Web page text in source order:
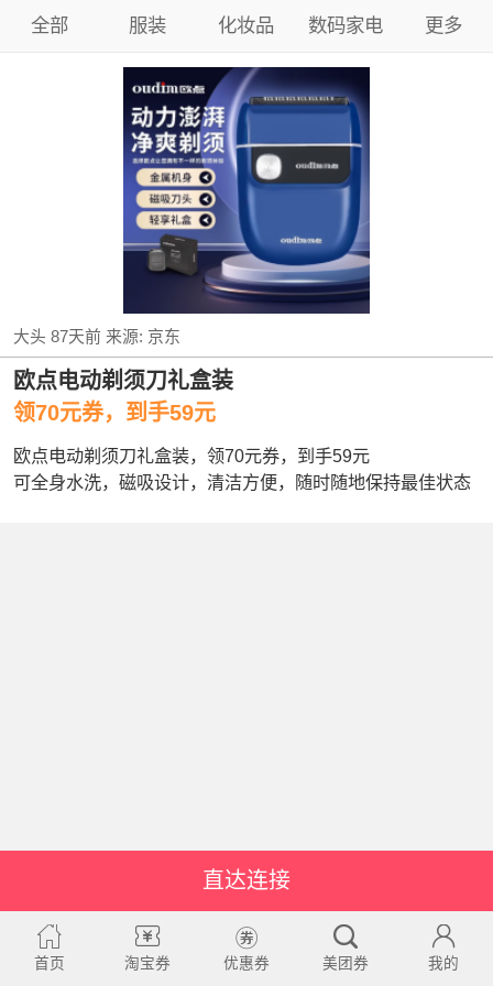
全部 服装 化妆品 数码家电 更多
大头 87天前来源: 京东
欧点电动剃须刀礼盒装
领70元券，到手59元
欧点电动剃须刀礼盒装，领70元券，到手59元
可全身水洗，磁吸设计，清洁方便，随时随地保持最佳状态
直达连接
首页 淘宝券 优惠券 美团券 我的